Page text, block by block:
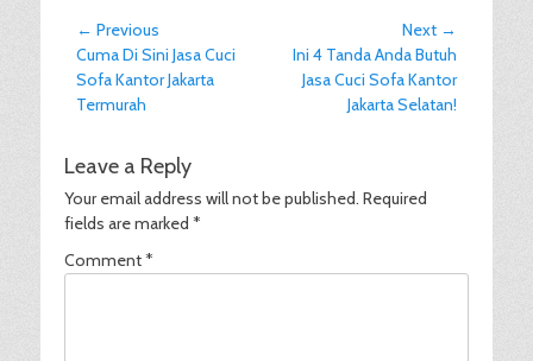
Post
navigation
← Previous
Previous
post:
Cuma Di Sini Jasa Cuci
Sofa Kantor Jakarta
Termurah
Next →
Next
post:
Ini 4 Tanda Anda Butuh
Jasa Cuci Sofa Kantor
Jakarta Selatan!
Leave a Reply
Your email address will not be published. Required
fields are marked *
Comment*